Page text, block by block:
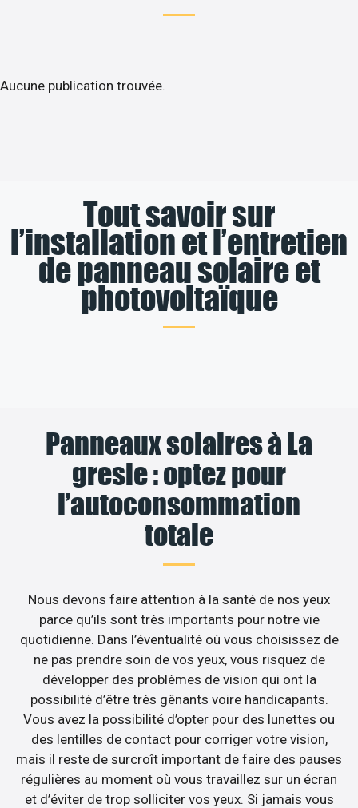
Aucune publication trouvée.
Tout savoir sur
l’installation et l’entretien
de panneau solaire et
photovoltaïque
Panneaux solaires à La
gresle : optez pour
l’autoconsommation
totale
Nous devons faire attention à la santé de nos yeux
parce qu’ils sont très importants pour notre vie
quotidienne. Dans l’éventualité où vous choisissez de
ne pas prendre soin de vos yeux, vous risquez de
développer des problèmes de vision qui ont la
possibilité d’être très gênants voire handicapants.
Vous avez la possibilité d’opter pour des lunettes ou
des lentilles de contact pour corriger votre vision,
mais il reste de surcroît important de faire des pauses
régulières au moment où vous travaillez sur un écran
et d’éviter de trop solliciter vos yeux. Si jamais vous